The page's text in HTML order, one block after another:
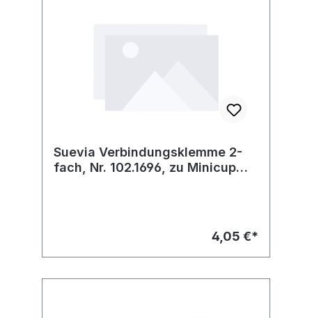
Suevia Verbindungsklemme 2-
fach, Nr. 102.1696, zu Minicup
4,05 €*